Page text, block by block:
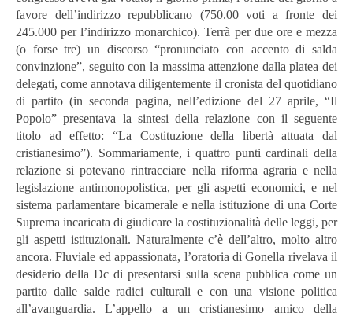
favore dell’indirizzo repubblicano (750.00 voti a fronte dei
245.000 per l’indirizzo monarchico). Terrà per due ore e mezza
(o forse tre) un discorso “pronunciato con accento di salda
convinzione”, seguito con la massima attenzione dalla platea dei
delegati, come annotava diligentemente il cronista del quotidiano
di partito (in seconda pagina, nell’edizione del 27 aprile, “Il
Popolo” presentava la sintesi della relazione con il seguente
titolo ad effetto: “La Costituzione della libertà attuata dal
cristianesimo”). Sommariamente, i quattro punti cardinali della
relazione si potevano rintracciare nella riforma agraria e nella
legislazione antimonopolistica, per gli aspetti economici, e nel
sistema parlamentare bicamerale e nella istituzione di una Corte
Suprema incaricata di giudicare la costituzionalità delle leggi, per
gli aspetti istituzionali. Naturalmente c’è dell’altro, molto altro
ancora. Fluviale ed appassionata, l’oratoria di Gonella rivelava il
desiderio della Dc di presentarsi sulla scena pubblica come un
partito dalle salde radici culturali e con una visione politica
all’avanguardia. L’appello a un cristianesimo amico della